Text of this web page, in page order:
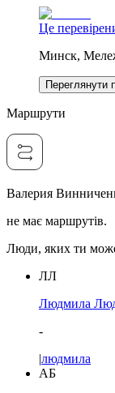
Це
Минск,
Переглянути
Маршрути
Валерия
не має маршрутів.
Люди, яких ти
ЛЛ
Людмила
-
|людмила
АБ